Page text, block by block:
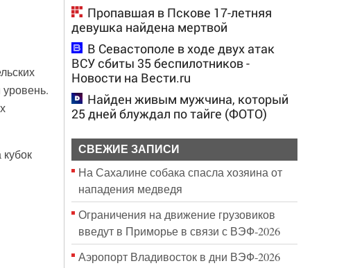
Пропавшая в Пскове 17-летняя
девушка найдена мертвой
В Севастополе в ходе двух атак
ВСУ сбиты 35 беспилотников -
Новости на Вести.ru
Найден живым мужчина, который
25 дней блуждал по тайге (ФОТО)
СВЕЖИЕ ЗАПИСИ
На Сахалине собака спасла хозяина от
нападения медведя
Ограничения на движение грузовиков
введут в Приморье в связи с ВЭФ-2026
Аэропорт Владивосток в дни ВЭФ-2026